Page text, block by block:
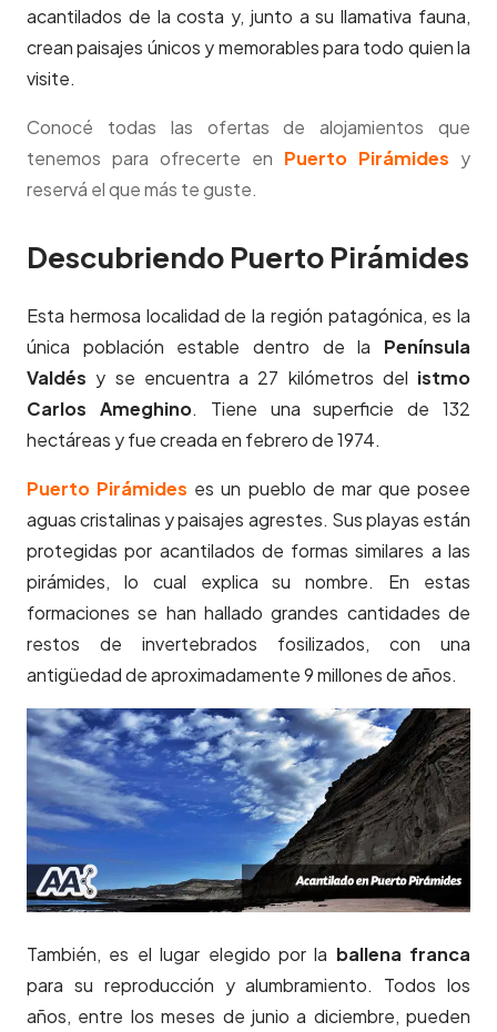
acantilados de la costa y, junto a su llamativa fauna,
crean paisajes únicos y memorables para todo quien la
visite.
Conocé todas las ofertas de alojamientos que
tenemos para ofrecerte en Puerto Pirámides y
reservá el que más te guste.
Descubriendo Puerto Pirámides
Esta hermosa localidad de la región patagónica, es la
única población estable dentro de la Península
Valdés y se encuentra a 27 kilómetros del istmo
Carlos Ameghino. Tiene una superficie de 132
hectáreas y fue creada en febrero de 1974.
Puerto Pirámides es un pueblo de mar que posee
aguas cristalinas y paisajes agrestes. Sus playas están
protegidas por acantilados de formas similares a las
pirámides, lo cual explica su nombre. En estas
formaciones se han hallado grandes cantidades de
restos de invertebrados fosilizados, con una
antigüedad de aproximadamente 9 millones de años.
También, es el lugar elegido por la ballena franca
para su reproducción y alumbramiento. Todos los
años, entre los meses de junio a diciembre, pueden